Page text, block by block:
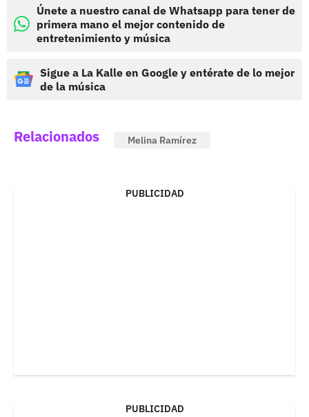
Únete a nuestro canal de Whatsapp para tener de
primera mano el mejor contenido de
entretenimiento y música
Sigue a La Kalle en Google y entérate de lo mejor
de la música
Relacionados Melina Ramírez
PUBLICIDAD
PUBLICIDAD